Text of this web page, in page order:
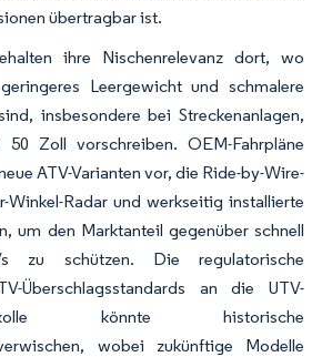
übertragbar ist.
ihre Nischenrelevanz dort, wo
Leergewicht und schmalere
insbesondere bei Streckenanlagen,
Zoll vorschreiben. OEM-Fahrpläne
ATV-Varianten vor, die Ride-by-Wire-
Winkel-Radar und werkseitig installierte
um den Marktanteil gegenüber schnell
zu schützen. Die regulatorische
Überschlagsstandards an die UTV-
könnte historische
wobei zukünftige Modelle